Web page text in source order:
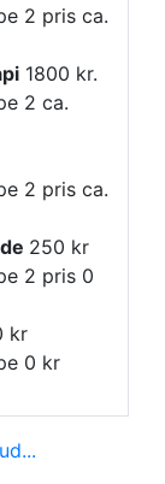
2 pris ca.
1800 kr.
2 ca.
2 pris ca.
250 kr
2 pris 0
kr
0 kr